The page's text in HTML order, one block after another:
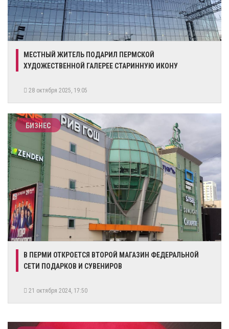
МЕСТНЫЙ ЖИТЕЛЬ ПОДАРИЛ ПЕРМСКОЙ
ХУДОЖЕСТВЕННОЙ ГАЛЕРЕЕ СТАРИННУЮ ИКОНУ
28 октября 2025, 19:05
БИЗНЕС
​В ПЕРМИ ОТКРОЕТСЯ ВТОРОЙ МАГАЗИН ФЕДЕРАЛЬНОЙ
СЕТИ ПОДАРКОВ И СУВЕНИРОВ
21 октября 2024, 17:50